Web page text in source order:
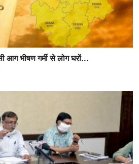
भीषण गर्मी से लोग घरों...